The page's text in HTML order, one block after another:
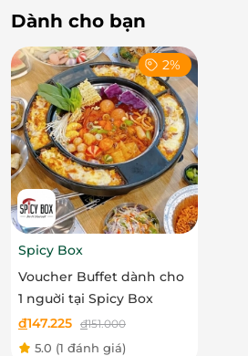
Dành cho bạn
2%
Spicy Box
Voucher Buffet dành cho
1 nguời tại Spicy Box
đ147.225 đ151.000
5.0 (1 đánh giá)